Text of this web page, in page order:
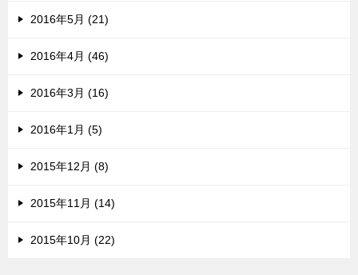
2016年5月 (21)
2016年4月 (46)
2016年3月 (16)
2016年1月 (5)
2015年12月 (8)
2015年11月 (14)
2015年10月 (22)